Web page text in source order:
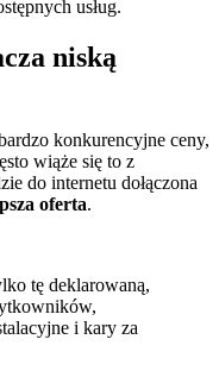
usług.
niską
konkurencyjne ceny,
wiąże się to z
do internetu dołączona
oferta.
tę deklarowaną,
i kary za